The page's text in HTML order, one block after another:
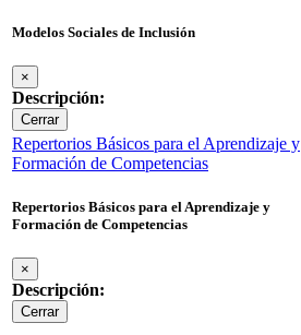
Modelos Sociales de Inclusión
×
Descripción:
Cerrar
Repertorios Básicos para el Aprendizaje y
Formación de Competencias
Repertorios Básicos para el Aprendizaje y
Formación de Competencias
×
Descripción:
Cerrar